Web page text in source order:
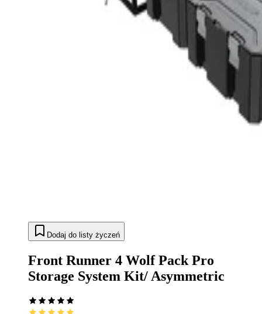
Dodaj do listy życzeń
Front Runner 4 Wolf Pack Pro
Storage System Kit/ Asymmetric